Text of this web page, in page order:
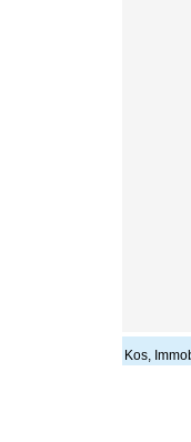
Kos,